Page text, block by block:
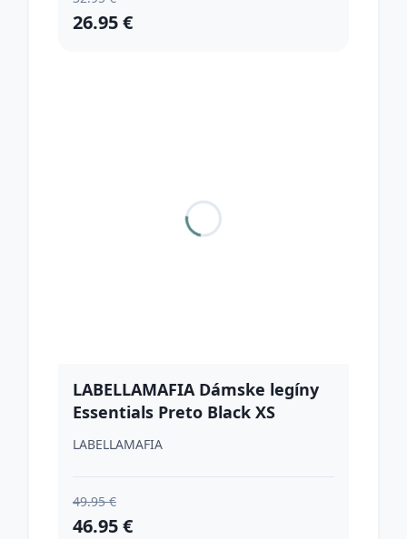
26.95 €
LABELLAMAFIA Dámske legíny
Essentials Preto Black XS
LABELLAMAFIA
49.95 €
46.95 €